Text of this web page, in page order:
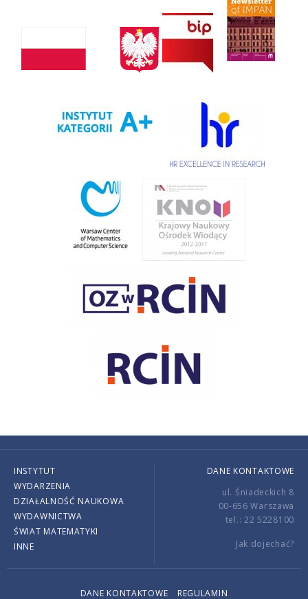
INSTYTUT
WYDARZENIA
DZIAŁALNOŚĆ NAUKOWA
WYDAWNICTWA
ŚWIAT MATEMATYKI
INNE
DANE KONTAKTOWE
ul. Śniadeckich 8
00-656 Warszawa
tel.: 22 5228100
Jak dojechać?
DANE KONTAKTOWE REGULAMIN